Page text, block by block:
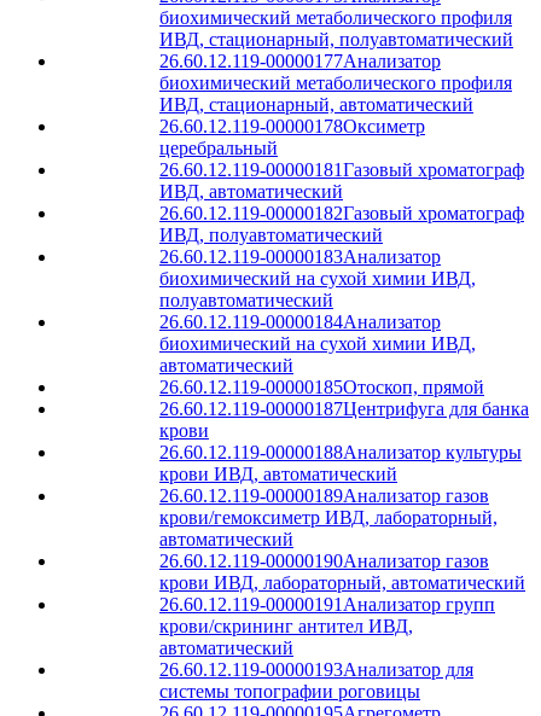
биохимический метаболического профиля
ИВД, стационарный, полуавтоматический
26.60.12.119-00000177Анализатор
биохимический метаболического профиля
ИВД, стационарный, автоматический
26.60.12.119-00000178Оксиметр
церебральный
26.60.12.119-00000181Газовый хроматограф
ИВД, автоматический
26.60.12.119-00000182Газовый хроматограф
ИВД, полуавтоматический
26.60.12.119-00000183Анализатор
биохимический на сухой химии ИВД,
полуавтоматический
26.60.12.119-00000184Анализатор
биохимический на сухой химии ИВД,
автоматический
26.60.12.119-00000185Отоскоп, прямой
26.60.12.119-00000187Центрифуга для банка
крови
26.60.12.119-00000188Анализатор культуры
крови ИВД, автоматический
26.60.12.119-00000189Анализатор газов
крови/гемоксиметр ИВД, лабораторный,
автоматический
26.60.12.119-00000190Анализатор газов
крови ИВД, лабораторный, автоматический
26.60.12.119-00000191 Анализатор групп
крови/скрининг антител ИВД,
автоматический
26.60.12.119-00000193Анализатор для
системы топографии роговицы